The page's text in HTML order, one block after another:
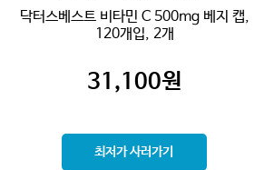
닥터스베스트 비타민 C 500mg 베지 캡,
120개입, 2개
31,100원
최저가 사러가기